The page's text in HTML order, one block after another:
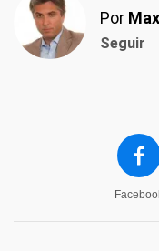
Por
Seguir